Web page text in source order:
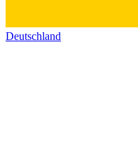
Deutschland